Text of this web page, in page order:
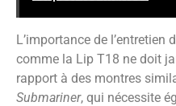
L’importance de l’entretien
comme la Lip T18 ne doit
rapport à des montres
Submariner, qui nécessite